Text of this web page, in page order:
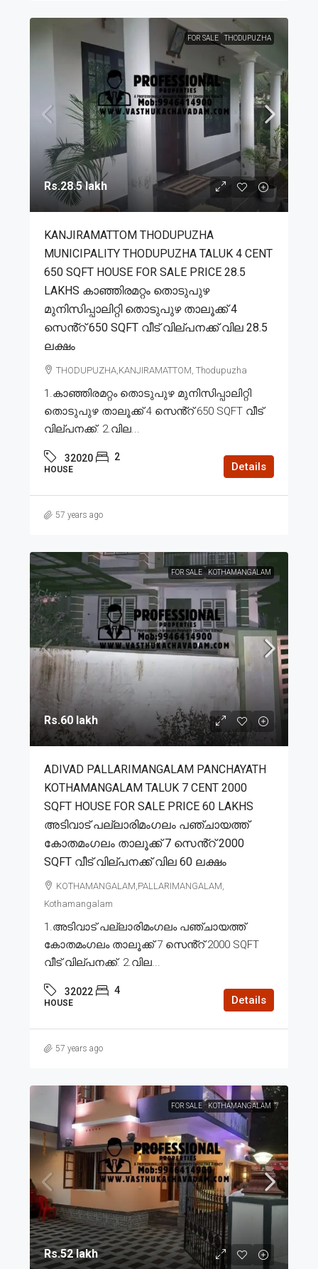
FOR SALE THODUPUZHA
Rs.28.5 lakh
KANJIRAMATTOM THODUPUZHA
MUNICIPALITY THODUPUZHA TALUK 4 CENT
650 SQFT HOUSE FOR SALE PRICE 28.5
LAKHS കാഞ്ഞിരമറ്റം തൊടുപുഴ
മുനിസിപ്പാലിറ്റി തൊടുപുഴ താലൂക്ക് 4
സെൻ്റ് 650 SQFT വീട് വില്പനക്ക് വില 28.5
ലക്ഷം
THODUPUZHA,KANJIRAMATTOM, Thodupuzha
1.കാഞ്ഞിരമറ്റം തൊടുപുഴ മുനിസിപ്പാലിറ്റി
തൊടുപുഴ താലൂക്ക് 4 സെൻ്റ് 650 SQFT വീട്
വില്പനക്ക്. 2.വില...
32020 2
HOUSE Details
57 years ago
FOR SALE KOTHAMANGALAM
Rs.60 lakh
ADIVAD PALLARIMANGALAM PANCHAYATH
KOTHAMANGALAM TALUK 7 CENT 2000
SQFT HOUSE FOR SALE PRICE 60 LAKHS
അടിവാട് പല്ലാരിമംഗലം പഞ്ചായത്ത്
കോതമംഗലം താലൂക്ക് 7 സെൻ്റ് 2000
SQFT വീട് വില്പനക്ക് വില 60 ലക്ഷം
KOTHAMANGALAM,PALLARIMANGALAM,
Kothamangalam
1.അടിവാട് പല്ലാരിമംഗലം പഞ്ചായത്ത്
കോതമംഗലം താലൂക്ക് 7 സെൻ്റ് 2000 SQFT
വീട് വില്പനക്ക്. 2.വില...
32022 4
HOUSE Details
57 years ago
FOR SALE KOTHAMANGALAM
Rs.52 lakh